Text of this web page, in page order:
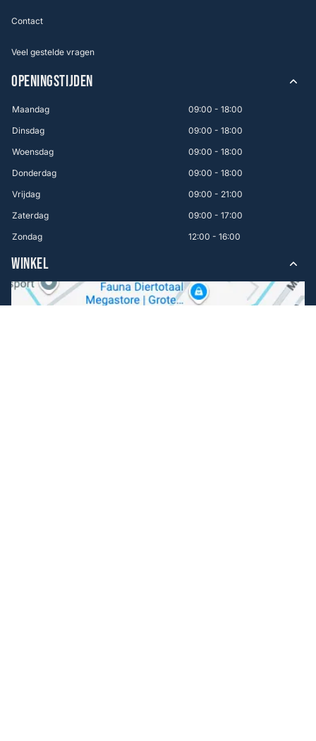
Contact
Veel gestelde vragen
OPENINGSTIJDEN
Maandag
09:00 - 18:00
Dinsdag
09:00 - 18:00
Woensdag
09:00 - 18:00
Donderdag
09:00 - 18:00
Vrijdag
09:00 - 21:00
Zaterdag
09:00 - 17:00
Zondag
12:00 - 16:00
WINKEL